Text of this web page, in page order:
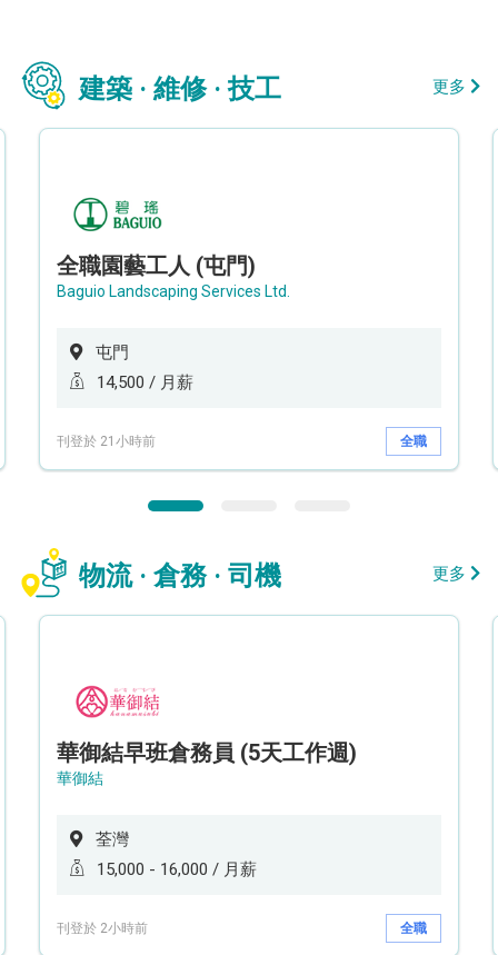
建築 · 維修 · 技工 更多
全職園藝工人 (屯門)
Baguio Landscaping Services Ltd.
屯門
14,500 / 月薪
刊登於 21小時前 全職
物流 · 倉務 · 司機 更多
華御結早班倉務員 (5天工作週)
華御結
荃灣
15,000 - 16,000 / 月薪
刊登於 2小時前 全職